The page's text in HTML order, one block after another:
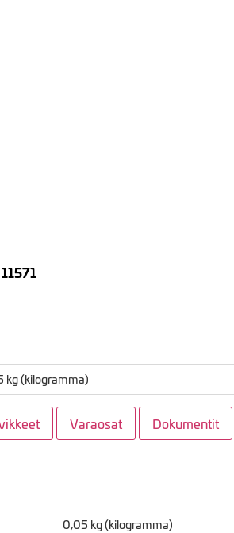
kg (kilogramma)
Varaosat Dokumentit
0,05 kg (kilogramma)